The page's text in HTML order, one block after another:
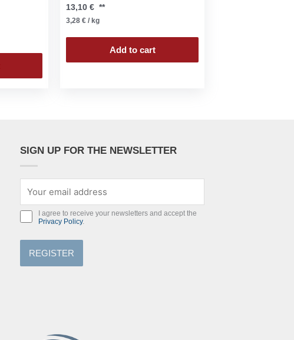
13,10 € **
3,28 € / kg
Add to cart
SIGN UP FOR THE NEWSLETTER
I agree to receive your newsletters and accept the
Privacy Policy.